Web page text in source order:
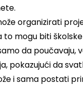
organizirati
to mogu biti
da poučavaju,
pokazujući da
i sama postati